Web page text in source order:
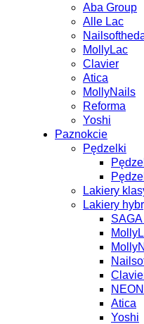
Aba Group
Alle Lac
MollyLac
Clavier
Atica
MollyNails
Reforma
Yoshi
Paznokcie
Pędzelki
Lakiery
Lakiery
SAGA
Atica
Yoshi